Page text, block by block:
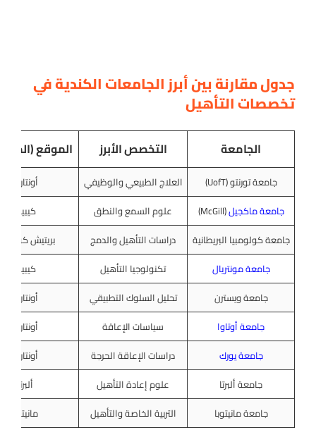
جدول مقارنة بين أبرز الجامعات الكندية في
تخصصات التأهيل
الجامعة التخصص الأبرز الموقع
جامعة تورنتو (UofT) العلاج الطبيعي والوظيفي
أونتاريو
جامعة ماكجيل(McGill) علوم السمع والنطق
كيبيك
جامعة كولومبيا البريطانية
دراسات التأهيل والدمج
بريتيش
جامعة مونتريال
تكنولوجيا التأهيل
كيبيك
جامعة ويسترن
تحليل السلوك التطبيقي
أونتاريو
جامعة أوتاوا
سياسات الإعاقة
أونتاريو
جامعة يورك
دراسات الإعاقة الحرجة
أونتاريو
جامعة ألبرتا
علوم إعادة التأهيل
ألبرتا
جامعة مانيتوبا
التربية الخاصة والتأهيل مانيتوبا